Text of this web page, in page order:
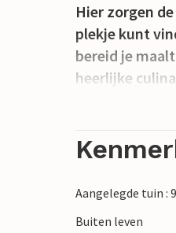
Hier zorgen
plekje kunt
bereid je
heerlijke
volleybal of
afwisseling.
Aangelegde tuin :
Buiten leven